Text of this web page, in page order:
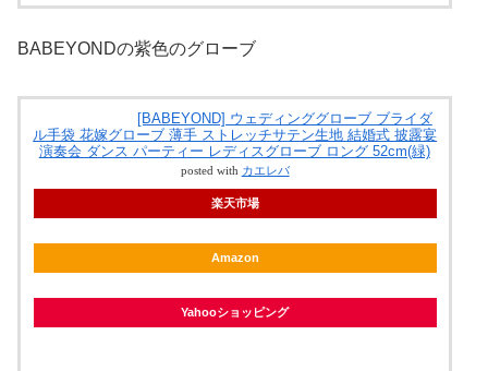
BABEYONDの紫色のグローブ
[BABEYOND] ウェディンググローブ ブライダ
ル手袋 花嫁グローブ 薄手 ストレッチサテン生地 結婚式 披露宴
演奏会 ダンス パーティー レディスグローブ ロング 52cm(緑)
posted with カエレバ
楽天市場
Amazon
Yahooショッピング